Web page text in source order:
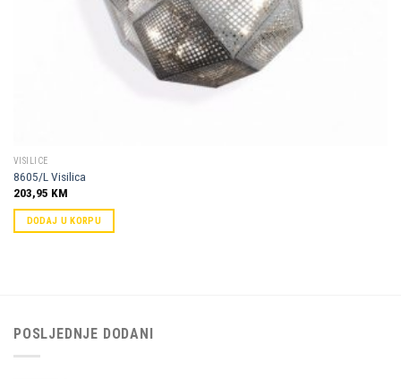
VISILICE
8605/L Visilica
203,95 KM
DODAJ U KORPU
POSLJEDNJE DODANI